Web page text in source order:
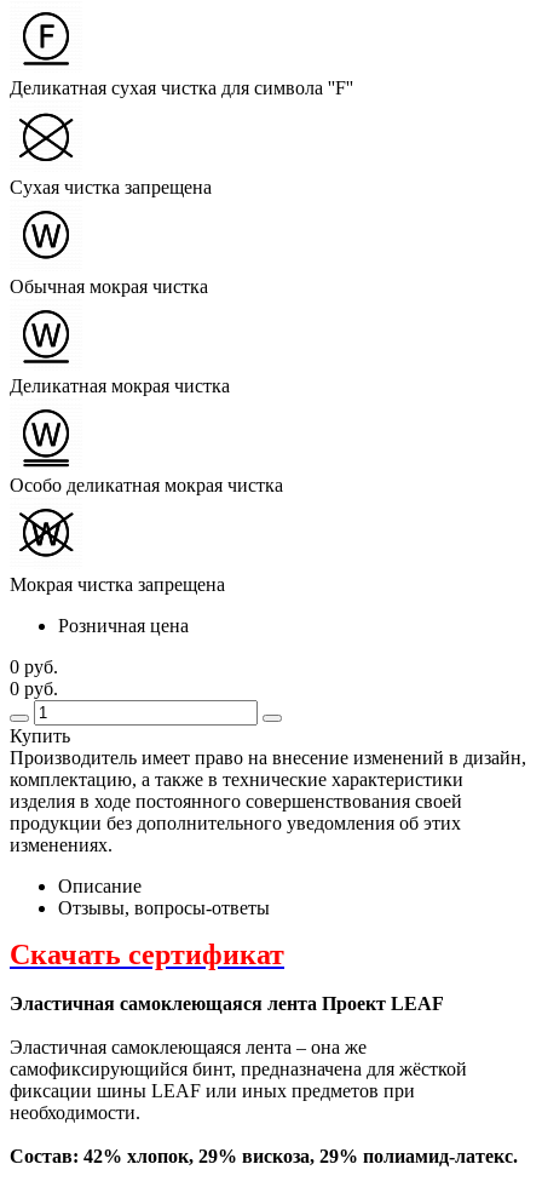
Деликатная сухая чистка для символа ''F''
Сухая чистка запрещена
Обычная мокрая чистка
Деликатная мокрая чистка
Особо деликатная мокрая чистка
Мокрая чистка запрещена
Розничная цена
0 руб.
0 руб.
Купить
Производитель имеет право на внесение изменений в дизайн,
комплектацию, а также в технические характеристики
изделия в ходе постоянного совершенствования своей
продукции без дополнительного уведомления об этих
изменениях.
Описание
Отзывы, вопросы-ответы
Скачать сертификат
Эластичная самоклеющаяся лента Проект LEAF
Эластичная самоклеющаяся лента – она же
самофиксирующийся бинт, предназначена для жёсткой
фиксации шины LEAF или иных предметов при
необходимости.
Состав: 42% хлопок, 29% вискоза, 29% полиамид-латекс.